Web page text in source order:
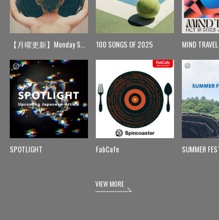
【月曜更新】Monday Spin
SPOTLIGHT
100 SONGS OF 2025
FabCafe
MIND TRAVEL
SUMMER
VIEW MORE